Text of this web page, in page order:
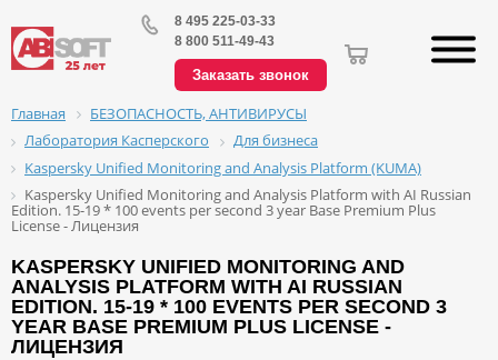
8 495 225-03-33
8 800 511-49-43
Заказать звонок
Главная
БЕЗОПАСНОСТЬ, АНТИВИРУСЫ
Лаборатория Касперского
Для бизнеса
Kaspersky Unified Monitoring and Analysis Platform (KUMA)
Kaspersky Unified Monitoring and Analysis Platform with AI Russian
Edition. 15-19 * 100 events per second 3 year Base Premium Plus
License - Лицензия
KASPERSKY UNIFIED MONITORING AND
ANALYSIS PLATFORM WITH AI RUSSIAN
EDITION. 15-19 * 100 EVENTS PER SECOND 3
YEAR BASE PREMIUM PLUS LICENSE -
ЛИЦЕНЗИЯ